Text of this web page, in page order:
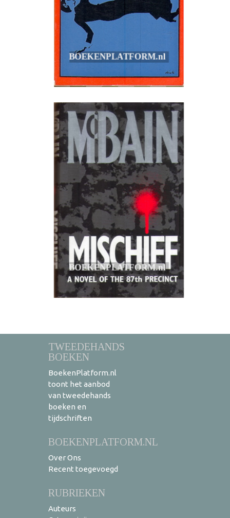
TWEEDEHANDS
BOEKEN
BoekenPlatform.nl
toont het aanbod
van tweedehands
boeken en
tijdschriften
BOEKENPLATFORM.NL
Over Ons
Recent toegevoegd
RUBRIEKEN
Auteurs